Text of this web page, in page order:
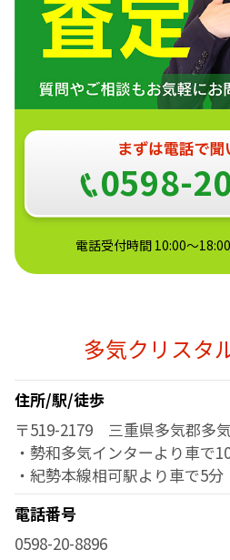
0598-
電話受付時間 10:00～18:00
多気クリスタ
住所/駅/徒歩
〒519-2179 三重県多気郡多
・勢和多気インターより車で
・紀勢本線相可駅より車で5分
電話番号
0598-20-8896